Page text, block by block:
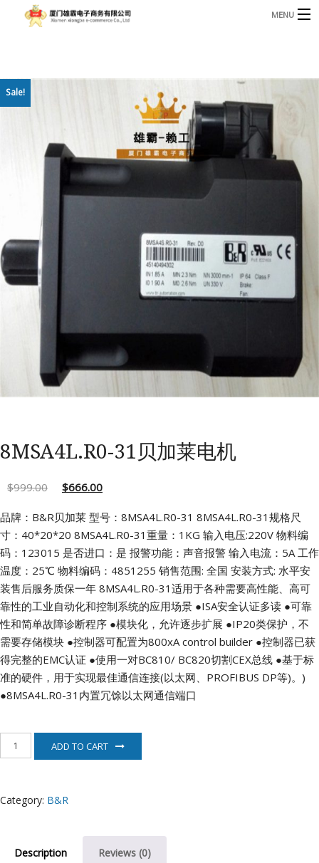
MENU
首页
联系我们
Sale!
8MSA4L.R0-31贝加莱电机
$999.00 $666.00
品牌：B&R贝加莱 型号：8MSA4L.R0-31 8MSA4L.R0-31规格尺
寸：40*20*20 8MSA4L.R0-31重量：1KG 输入电压:220V 物料编
码：123015 是否进口：是 报警功能：声音报警 输入电流：5A工作
温度：25℃ 物料编码：4851255 销售范围: 全国 安装方式: 水平安
装售后服务质保一年 8MSA4L.R0-31适用于各种需要高性能、高可
靠性的工业自动化和控制系统的应用场景 ●ISA安全认证多读 ●可靠
性和简单故障诊断程序 ●模块化，允许逐步扩展 ●IP20类保护，不
需要存储模块 ●控制器可配置为800xA control builder ●控制器已获
得完整的EMC认证 ●使用一对BC810/ BC820切割CEX总线 ●基于标
准的硬件，用于实现最佳通信连接(以太网、PROFIBUS DP等)。)
●8MSA4L.R0-31内置冗馀以太网通信端口
电
ADD TO CART
Category: B&R
Description Reviews (0)